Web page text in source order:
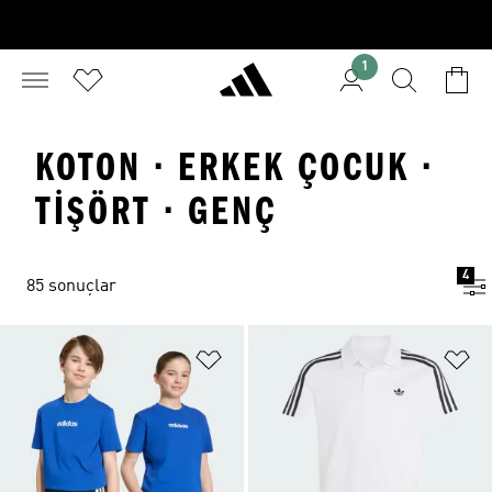
1
KOTON · ERKEK ÇOCUK ·
TIŞÖRT · GENÇ
85 sonuçlar
4
Favori Listesine Ekle